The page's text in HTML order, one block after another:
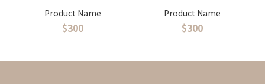
Product Name
$300
Product Name
$300